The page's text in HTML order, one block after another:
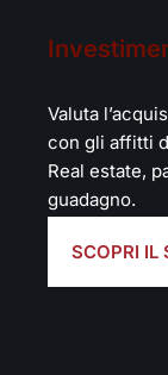
Valuta
con gli affitti
Real estate,
guadagno.
SCOPRI IL